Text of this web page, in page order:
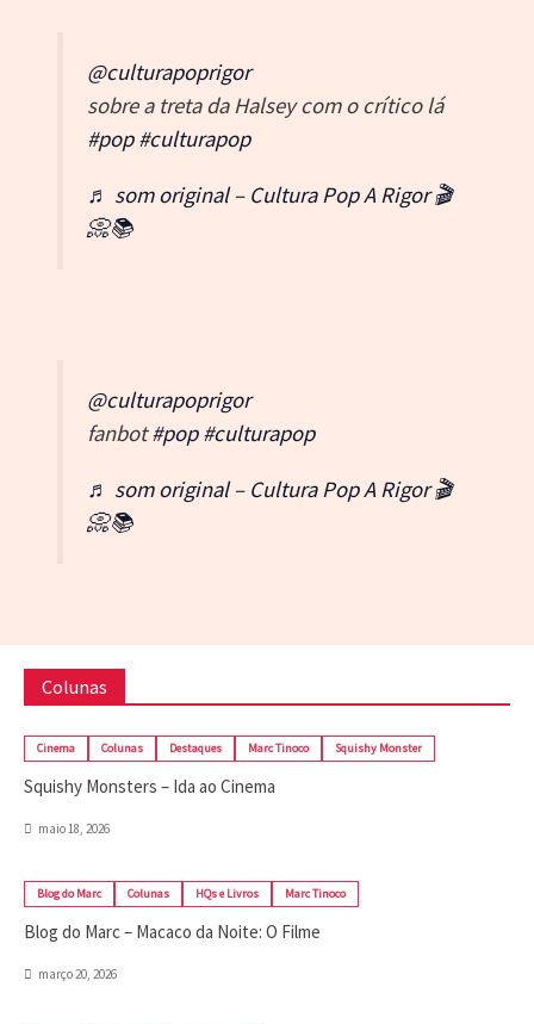
@culturapoprigor
sobre a treta da Halsey com o crítico lá
#pop #culturapop
♬ som original – Cultura Pop A Rigor 🎬
📀📚
@culturapoprigor
fanbot#pop #culturapop
♬ som original – Cultura Pop A Rigor 🎬
📀📚
Colunas
Cinema Colunas Destaques Marc Tinoco Squishy Monster
Squishy Monsters – Ida ao Cinema
maio 18, 2026
Blog do Marc Colunas HQs e Livros Marc Tinoco
Blog do Marc – Macaco da Noite: O Filme
março 20, 2026